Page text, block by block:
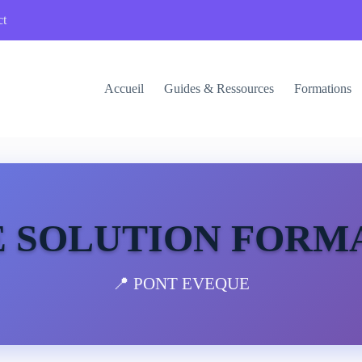
Accueil Guides & Ressources Formations
SOLUTION
📍 PONT EVEQUE